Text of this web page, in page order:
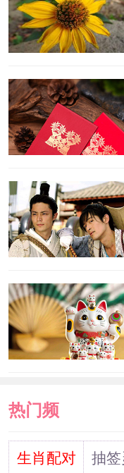
冲”太岁 普通
岁相同，汉族
无喜恐有祸因
一年里必定百
体多病变，也
势。
属马人害
属马人在
岁，那么他们
解。这不仅可
择佩戴桃木手
别太扎眼。而
热门频
道生肖配对 抽